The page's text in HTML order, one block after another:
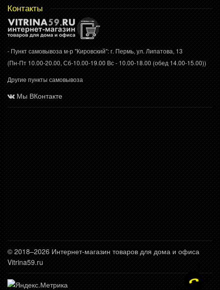
Контакты
- Пункт самовывоза м-р "Кировский": г. Пермь, ул. Липатова, 13
(Пн-Пт 10.00-20.00, Сб-10.00-19.00 Вс - 10.00-18.00 (обед 14.00-15.00))
Другие пункты самовывоза
Мы ВКонтакте
© 2018–2026 Интернет-магазин товаров для дома и офиса
Vitrina59.ru